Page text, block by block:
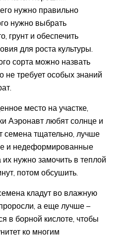
нужно правильно
нужно выбрать
грунт и обеспечить
для роста культуры.
сорта можно назвать
не требует особых знаний
место на участке,
Аэронавт любят солнце и
семена тщательно, лучше
и недеформированные
нужно замочить в теплой
потом обсушить.
кладут во влажную
а еще лучше –
в борной кислоте, чтобы
ко многим